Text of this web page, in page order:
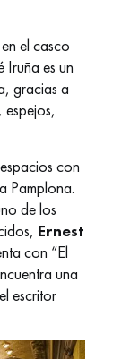
el casco
Iruña es un
gracias a
con
Pamplona.
de los
Ernest
con “El
una
escritor